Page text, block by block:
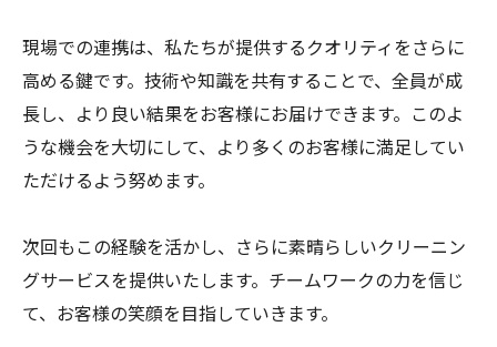
現場での連携は、私たちが提供するクオリティをさらに
高める鍵です。技術や知識を共有することで、全員が成
長し、より良い結果をお客様にお届けできます。このよ
うな機会を大切にして、より多くのお客様に満足してい
ただけるよう努めます。
次回もこの経験を活かし、さらに素晴らしいクリーニン
グサービスを提供いたします。チームワークの力を信じ
て、お客様の笑顔を目指していきます。